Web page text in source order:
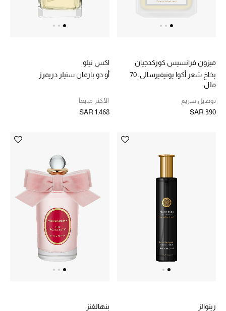
هدايا حسب الفئة
الأطفال
المستلزمات المنزلية
المصممون أ-ي
ميزون فرانسيس كوركدجيان
بخاخ شعر أكوا يونيفيرسالي، 70
ملل
توصيل سريع
SAR 390
اكس نيلو
أو دو بارفان ستيلر دريمرز
الأكثر مبيعاً
SAR 1,468
ريتوالز
بنهالغنز